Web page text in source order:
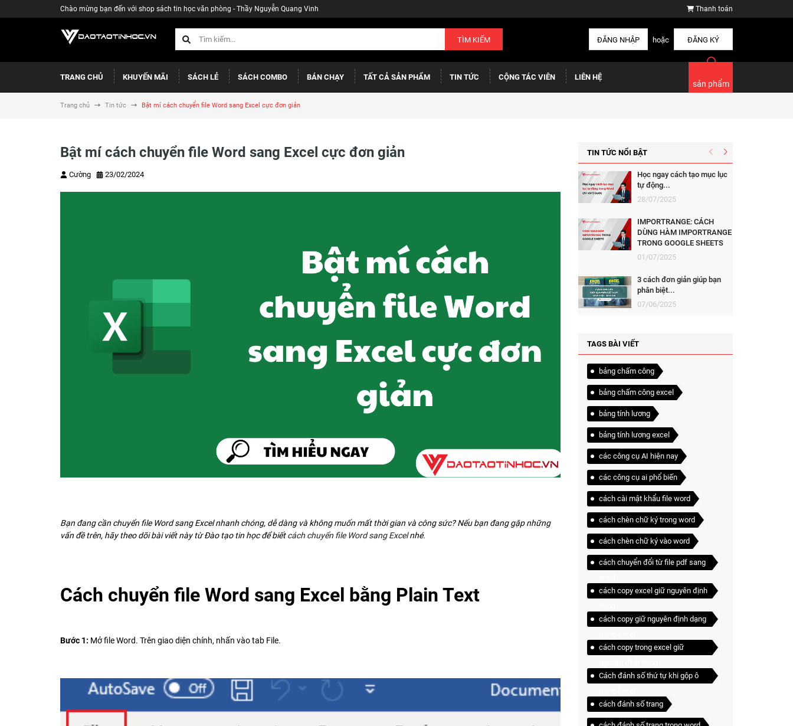
Chào mừng bạn đến với shop sách tin học văn phòng - Thầy Nguyễn Quang Vinh Thanh toán
TÌM KIẾM ĐĂNG NHẬP hoặc ĐĂNG KÝ
TRANG CHỦ KHUYẾN MÃI SÁCH LẺ SÁCH COMBO BÁN CHẠY TẤT CẢ SẢN PHẨM TIN TỨC CỘNG TÁC VIÊN LIÊN HỆ
sản phẩm
Trang chủ Tin tức Bật mí cách chuyển file Word sang Excel cực đơn giản
Bật mí cách chuyển file Word sang Excel cực đơn giản
Cường 23/02/2024
Bạn đang cần chuyển file Word sang Excel nhanh chóng, dễ dàng và không muốn mất thời gian và công sức? Nếu bạn đang gặp những
vấn đề trên, hãy theo dõi bài viết này từ Đào tạo tin học để biếtcách chuyển file Word sang Excelnhé.
Cách chuyển file Word sang Excel bằng Plain Text
Bước 1: Mở file Word. Trên giao diện chính, nhấn vào tab File.
TIN TỨC NỔI BẬT
Học ngay cách tạo mục lục
tự động...
28/07/2025
IMPORTRANGE: CÁCH
DÙNG HÀM IMPORTRANGE
TRONG GOOGLE SHEETS
01/07/2025
3 cách đơn giản giúp bạn
phân biệt...
07/06/2025
TAGS BÀI VIẾT
bảng chấm công
bảng chấm công excel
bảng tính lương
bảng tính lương excel
các công cụ AI hiện nay
các công cụ ai phổ biến
cách cài mật khẩu file word
cách chèn chữ ký trong word
cách chèn chữ ký vào word
cách chuyển đổi từ file pdf sang
cách copy excel giữ nguyên định
cách copy giữ nguyên định dạng
cách copy trong excel giữ
Cách đánh số thứ tự khi gộp ô
cách đánh số trang